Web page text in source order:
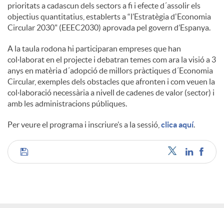
prioritats a cadascun dels sectors a fi i efecte d´assolir els
objectius quantitatius, establerts a “l’Estratègia d'Economia
Circular 2030" (EEEC2030) aprovada pel govern d’Espanya.
A la taula rodona hi participaran empreses que han
col·laborat en el projecte i debatran temes com ara la visió a 3
anys en matèria d´adopció de millors pràctiques d´Economia
Circular, exemples dels obstacles que afronten i com veuen la
col·laboració necessària a nivell de cadenes de valor (sector) i
amb les administracions públiques.
Per veure el programa i inscriure’s a la sessió, clica aquí.
C